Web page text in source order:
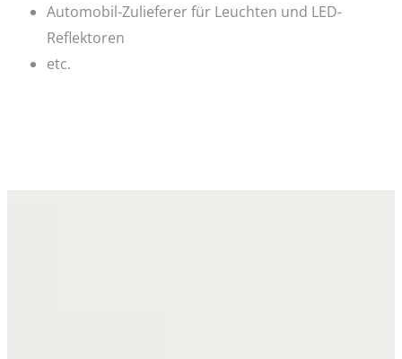
Automobil-Zulieferer für Leuchten und LED-
Reflektoren
etc.